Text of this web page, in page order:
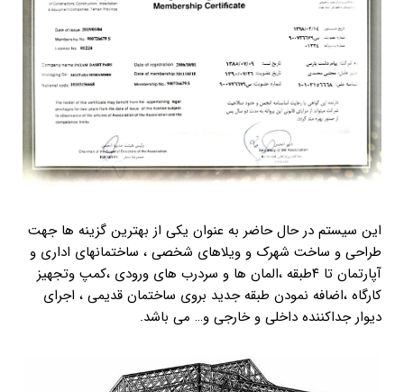
این سیستم در حال حاضر به عنوان یکی از بهترین گزینه ها جهت
طراحی و ساخت شهرک و ویلاهای شخصی ، ساختمانهای اداری و
آپارتمان تا ۴طبقه ،المان ها و سردرب های ورودی ،کمپ وتجهیز
کارگاه ،اضافه نمودن طبقه جدید بروی ساختمان قدیمی ، اجرای
دیوار جداکننده داخلی و خارجی و… می باشد.